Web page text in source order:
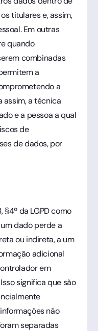
titulares e, assim,
Em outras
quando
combinadas
a
a
assim, a técnica
e a pessoa a qual
de
de dados, por
§4º da LGPD como
dado perde a
ou indireta, a um
adicional
em
significa que são
não
separadas